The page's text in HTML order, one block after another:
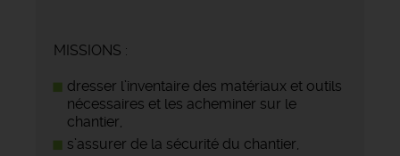
MISSIONS :
dresser l’inventaire des matériaux et outils
nécessaires et les acheminer sur le
chantier,
s’assurer de la sécurité du chantier,